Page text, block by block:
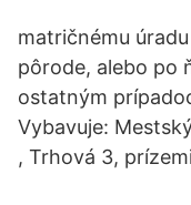
matričnému
pôrode, alebo po
ostatným
Vybavuje:
, Trhová 3,